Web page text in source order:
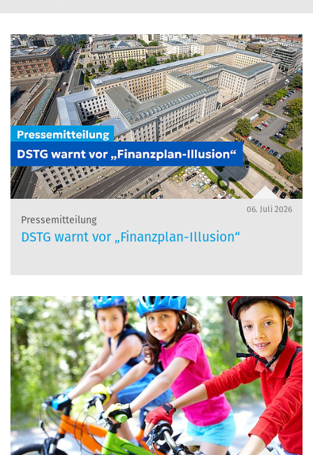
06. Juli 2026
Pressemitteilung
DSTG warnt vor „Finanzplan-Illusion“